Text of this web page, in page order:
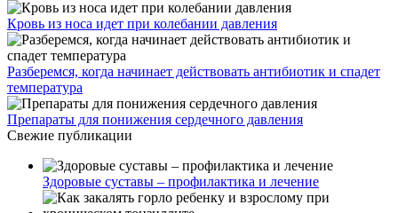
Кровь из носа идет при колебании давления
Разберемся, когда начинает действовать антибиотик и спадет
температура
Препараты для понижения сердечного давления
Свежие публикации
Здоровые суставы – профилактика и лечение